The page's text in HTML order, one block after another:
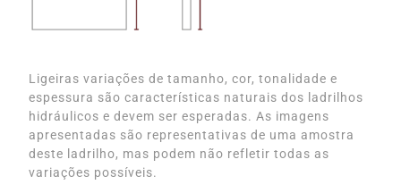
Ligeiras variações de tamanho, cor, tonalidade e
espessura são características naturais dos ladrilhos
hidráulicos e devem ser esperadas. As imagens
apresentadas são representativas de uma amostra
deste ladrilho, mas podem não refletir todas as
variações possíveis.